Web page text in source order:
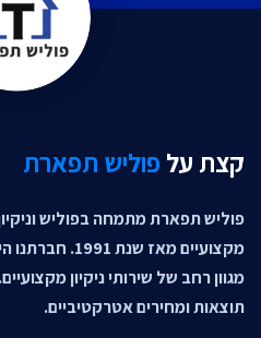
קצת על פוליש תפארת
פוליש תפארת מתמחה בפוליש
מקצועיים מאז
מגוון רחב של שירותי ניקיון
תוצאות ומחירים אטרקטיביים.